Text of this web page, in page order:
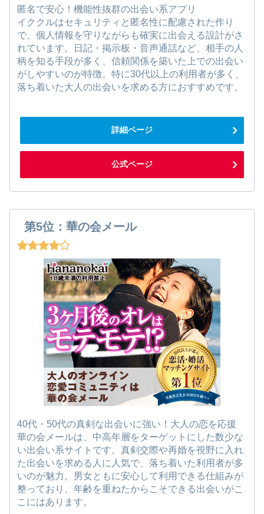
匿名で安心！機能性抜群の出会い系アプリ
イククルはセキュリティと匿名性に配慮された作り
で、個人情報を守りながらも確実に出会える設計がさ
れています。日記・掲示板・音声通話など、相手の人
柄を知る手段が多く、信頼関係を築いた上での出会い
がしやすいのが特徴。特に30代以上の利用者が多く、
落ち着いた大人の出会いを求める方におすすめです。
詳細ページ
公式ページ
第5位：華の会メール
40代・50代の真剣な出会いに強い！大人の恋を応援
華の会メールは、中高年層をターゲットにした数少な
い出会い系サイトです。真剣交際や再婚を視野に入れ
た出会いを求める人に人気で、落ち着いた利用者が多
いのが魅力。男女ともに安心して利用できる仕組みが
整っており、年齢を重ねたからこそできる出会いがこ
こにはあります。